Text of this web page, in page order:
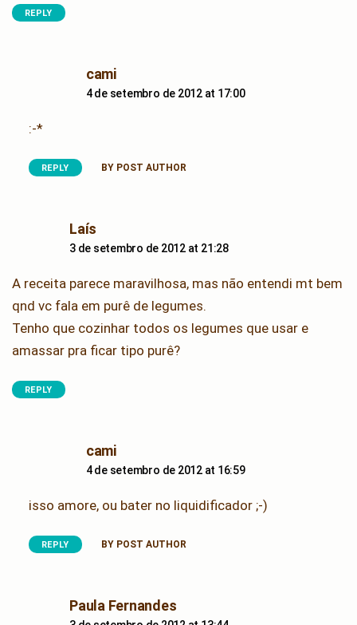
REPLY
camisays:
4 de setembro de 2012 at 17:00
:-*
REPLY BY POST AUTHOR
Laís
3 de setembro de 2012 at 21:28
A receita parece maravilhosa, mas não entendi mt bem
qnd vc fala em purê de legumes.
Tenho que cozinhar todos os legumes que usar e
amassar pra ficar tipo purê?
REPLY
camisays:
4 de setembro de 2012 at 16:59
isso amore, ou bater no liquidificador ;-)
REPLY BY POST AUTHOR
Paula Fernandessays: